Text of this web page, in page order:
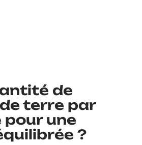
de
terre par
pour une
?